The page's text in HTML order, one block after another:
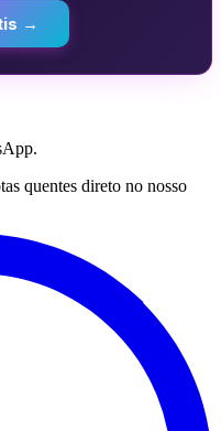
→
quentes direto no nosso